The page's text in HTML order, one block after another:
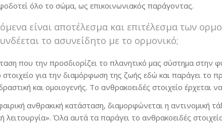
όλο το σώμα, ως επικοινωνιακός παράγοντας.
είναι αποτέλεσμα και επιτέλεσμα των
το ασυνείδητο με το ορμονικό;
που την προσδιορίζει το πλανητικό μας σύστημα στην
για την διαμόρφωση της ζωής εδώ και παράγει το
και ομοιογενής. Το ανθρακοειδές στοιχείο έρχεται
ανθρακική κατάσταση, διαμορφώνεται η αντινομική
λειτουργία». Όλα αυτά τα παράγει το ανθρακοειδές